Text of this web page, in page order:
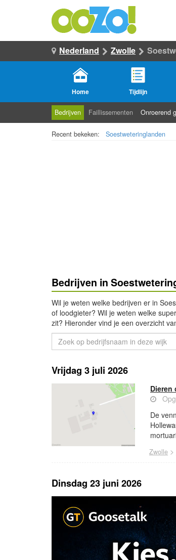
Nederland Zwolle
Home Tijdlijn
Bedrijven Faillissementen Onroerend
Recent bekeken: Soestweteringlanden
Bedrijven in
Wil je weten welke bedrijven er in
of loodgieter? Wil je weten welke
zit? Hieronder vind je een overzicht
Vrijdag 3 juli 2026
Dieren
De
Zwolle >
Dinsdag 23 juni 2026